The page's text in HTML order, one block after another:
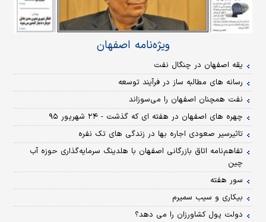
ویژه‌نامه اصفهان
یقه اصفهان در چنگال نفت
رسانه های مطالبه ساز در فرآیند توسعه
نفت همچنان اصفهان را می‌سوزاند
چهره های اصفهان در هفته ای که گذشت - ۲۴ شهریور ۹۵
تاثیرسیر صعودی اجاره بها در زندگی های تک نفره
تفاهم‌نامه اتاق بازرگانی اصفهان با هلدینگ سرمایه‌گذاری حوزه آب
چین
سور هفته
بیکاری و سیب سمیرم
دولت پول کشاورزان را می دهد؟